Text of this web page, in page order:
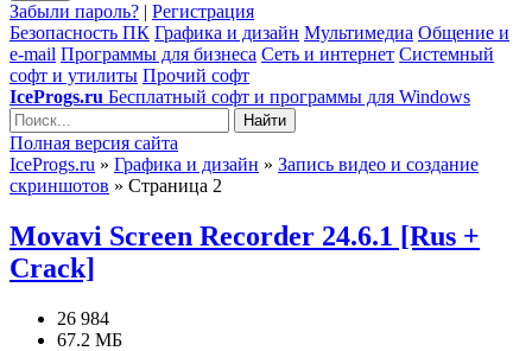
Забыли пароль? | Регистрация
Безопасность ПК Графика и дизайн Мультимедиа Общение и
e-mail Программы для бизнеса Сеть и интернет Системный
софт и утилиты Прочий софт
IceProgs.ru Бесплатный софт и программы для Windows
Найти
Полная версия сайта
IceProgs.ru » Графика и дизайн » Запись видео и создание
скриншотов » Страница 2
Movavi Screen Recorder 24.6.1 [Rus +
Crack]
26 984
67.2 МБ